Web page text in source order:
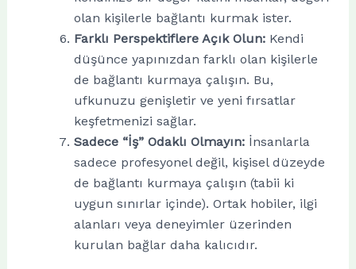
olan kişilerle bağlantı kurmak ister.
Farklı Perspektiflere Açık Olun:Kendi
düşünce yapınızdan farklı olan kişilerle
de bağlantı kurmaya çalışın. Bu,
ufkunuzu genişletir ve yeni fırsatlar
keşfetmenizi sağlar.
Sadece “İş” Odaklı Olmayın:İnsanlarla
sadece profesyonel değil, kişisel düzeyde
de bağlantı kurmaya çalışın (tabii ki
uygun sınırlar içinde). Ortak hobiler, ilgi
alanları veya deneyimler üzerinden
kurulan bağlar daha kalıcıdır.